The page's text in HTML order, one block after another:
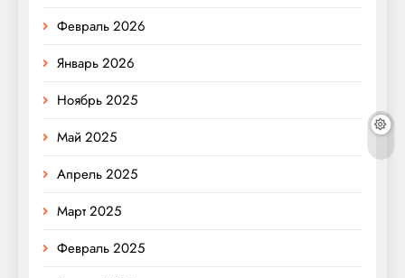
Февраль 2026
Январь 2026
Ноябрь 2025
Май 2025
Апрель 2025
Март 2025
Февраль 2025